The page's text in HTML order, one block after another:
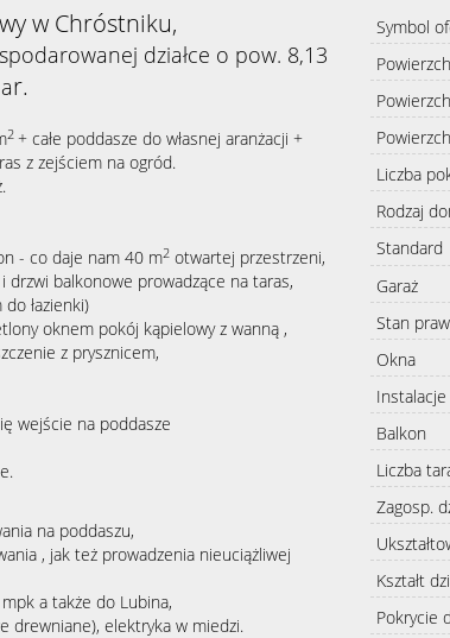
w Chróstniku,
działce o pow. 8,13
ar.
2 + całe poddasze do własnej aranżacji +
z zejściem na ogród.
- co daje nam 40 m2 otwartej przestrzeni,
balkonowe prowadzące na taras,
łazienki)
oknem pokój kąpielowy z wanną ,
z prysznicem,
wejście na poddasze
na poddaszu,
, jak też prowadzenia nieuciążliwej
a także do Lubina,
drewniane), elektryka w miedzi.
Symbol
Liczba
Rodzaj
Standard
Garaż
Stan
Okna
Instalacje
Balkon
Liczba
Zagosp.
Kształt
Pokrycie